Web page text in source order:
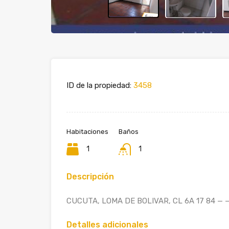
ID de la propiedad: 3458
Habitaciones
1
Baños
1
Descripción
CUCUTA, LOMA DE BOLIVAR, CL 6A 17 84 —
Detalles adicionales